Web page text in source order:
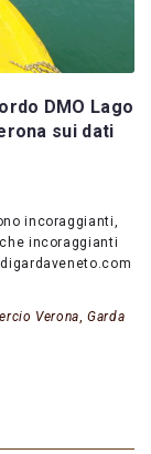
DMO Lago
sui dati
incoraggianti,
incoraggianti
Verona,Garda